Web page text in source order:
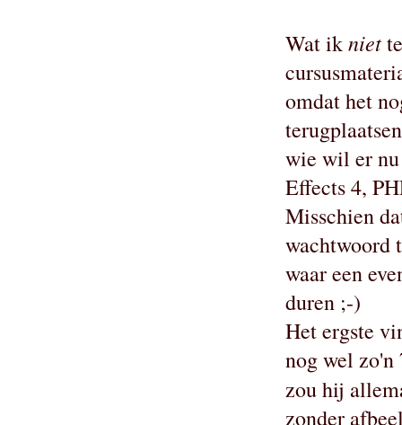
Wat ikniet
omdat het
wie wil er
Effects 4,
Misschien
wachtwoord
waar een
duren ;-)
Het ergste
nog wel zo'n
zou hij
zonder